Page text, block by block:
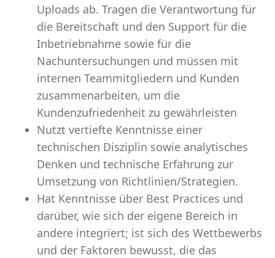
Uploads ab. Tragen die Verantwortung für
die Bereitschaft und den Support für die
Inbetriebnahme sowie für die
Nachuntersuchungen und müssen mit
internen Teammitgliedern und Kunden
zusammenarbeiten, um die
Kundenzufriedenheit zu gewährleisten
Nutzt vertiefte Kenntnisse einer
technischen Disziplin sowie analytisches
Denken und technische Erfahrung zur
Umsetzung von Richtlinien/Strategien.
Hat Kenntnisse über Best Practices und
darüber, wie sich der eigene Bereich in
andere integriert; ist sich des Wettbewerbs
und der Faktoren bewusst, die das